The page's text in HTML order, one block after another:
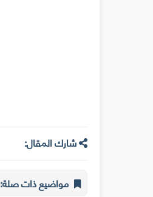
شارك المقال:
مواضيع ذات صلة: